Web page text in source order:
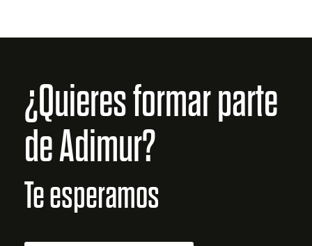
¿Quieres formar parte
de Adimur?
Te esperamos